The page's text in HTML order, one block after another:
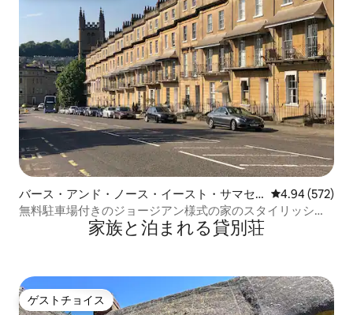
バース・アンド・ノース・イースト・サマセ
ットのコンドミニアム
レビュー572
4.94 (572)
無料駐車場付きのジョージアン様式の家のスタイリッシュ
家族と泊まれる貸別荘
ゲストチョイス
ゲストチョイス